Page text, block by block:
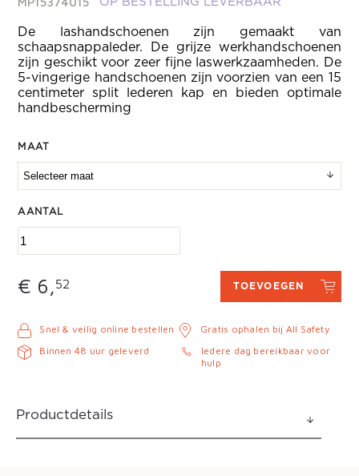
De lashandschoenen zijn gemaakt van
schaapsnappaleder. De grijze werkhandschoenen
zijn geschikt voor zeer fijne laswerkzaamheden. De
5-vingerige handschoenen zijn voorzien van een 15
centimeter split lederen kap en bieden optimale
handbescherming
MAAT
AANTAL
€ 6,52 TOEVOEGEN
Snel & veilig online bestellen
Binnen 48 uur geleverd
Gratis ophalen bij All Safety
Iedere dag bereikbaar voor
hulp
Productdetails